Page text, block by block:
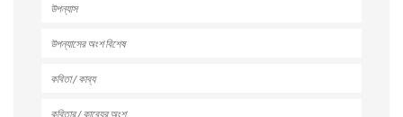
উপন্যাস
উপন্যাসের অংশ বিশেষ
কবিতা / কাব্য
কবিতার / কাব্যের অংশ